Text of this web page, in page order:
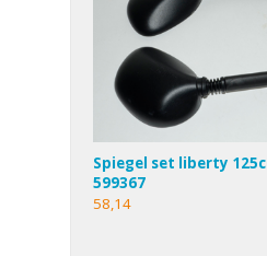
Spiegel set liberty
599367
58,14